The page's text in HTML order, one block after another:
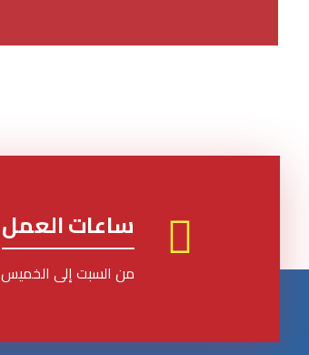
ساعات العمل
من السبت إلى الخميس 9:00 - 5:00